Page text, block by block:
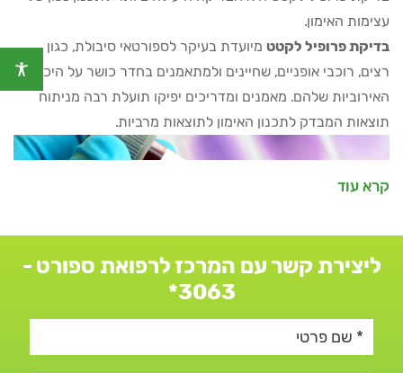
עצימות האימון.
בדיקת פרופיל לקטט מיועדת בעיקר לספורטאי סיבולת, כגון
רצים, רוכבי אופניים, שחיינים ולמתאמנים בחדר כושר על היכולות
האירוביות שלהם. מאמנים ומדריכים יפיקו תועלת רבה מניתוח
תוצאות המבדק לתכנון האימון לתוצאות מרביות.
מהו יון הלקטט?
לקטט הוא מולקולה קטנה הנוצרת בתאי השריר כתוצר לוואי
בתהליך הגליקוליזה האנאירובית (אחד מתהליכי הפקת האנרגייה
בגוף) המפעפעת אל הדם.
קרא עוד
ליצירת קשר עם המרכז לרפואת ספורט -
3063*